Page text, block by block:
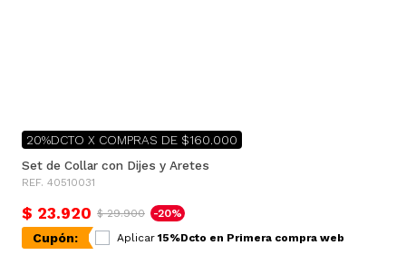
20%DCTO X COMPRAS DE $160.000
Set de Collar con Dijes y Aretes
REF. 40510031
$ 23.920 $ 29.900 -20%
Cupón: Aplicar 15%Dcto en Primera compra web